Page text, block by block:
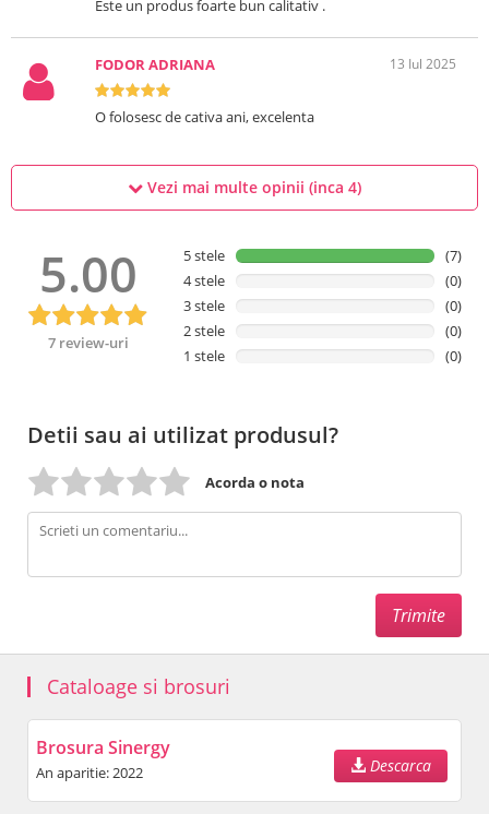
Este un produs foarte bun calitativ .
FODOR ADRIANA 13 Iul 2025
O folosesc de cativa ani, excelenta
Vezi mai multe opinii (inca 4)
5.00
7 review-uri
5 stele
(7)
4 stele
(0)
3 stele
(0)
2 stele
(0)
1 stele
(0)
Detii sau ai utilizat produsul?
Acorda o nota
Cataloage si brosuri
Brosura Sinergy
An aparitie: 2022 Descarca